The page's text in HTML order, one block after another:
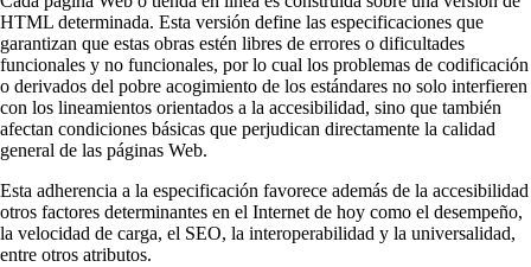
HTML determinada. Esta versión define las especificaciones que
garantizan que estas obras estén libres de errores o dificultades
funcionales y no funcionales, por lo cual los problemas de codificación
o derivados del pobre acogimiento de los estándares no solo interfieren
con los lineamientos orientados a la accesibilidad, sino que también
afectan condiciones básicas que perjudican directamente la calidad
general de las páginas Web.
Esta adherencia a la especificación favorece además de la accesibilidad
otros factores determinantes en el Internet de hoy como el desempeño,
la velocidad de carga, el SEO, la interoperabilidad y la universalidad,
entre otros atributos.